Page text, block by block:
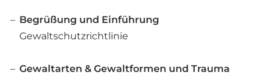
Begrüßung und Einführung
Gewaltschutzrichtlinie
Gewaltarten & Gewaltformen und Trauma